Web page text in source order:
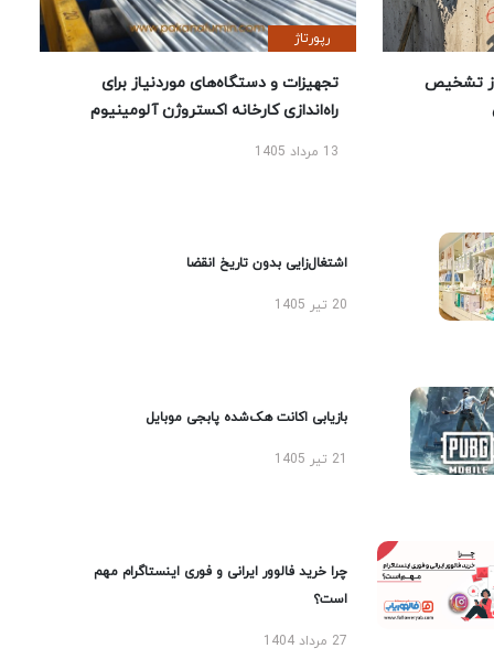
تشخیص
رپورتاژ
تجهیزات و دستگاه‌های موردنیاز برای
راه‌اندازی کارخانه اکستروژن آلومینیوم
13 مرداد 1405
اشتغال‌زایی بدون تاریخ انقضا
20 تیر 1405
بازیابی اکانت هک‌شده پابجی موبایل
چرا خرید فالوور ایرانی و فوری اینستاگرام مهم
است؟
27 مرداد 1404